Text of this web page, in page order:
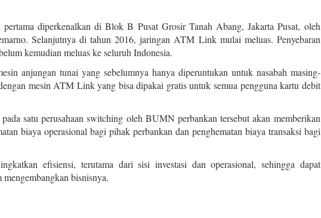
diperkenalkan di Blok B Pusat Grosir Tanah Abang, Jakarta Pusat, oleh
Selanjutnya di tahun 2016, jaringan ATM Link mulai meluas. Penyebaran
kemudian meluas ke seluruh Indonesia.
anjungan tunai yang sebelumnya hanya diperuntukan untuk nasabah masing-
mesin ATM Link yang bisa dipakai gratis untuk semua pengguna kartu debit
satu perusahaan switching oleh BUMN perbankan tersebut akan memberikan
biaya operasional bagi pihak perbankan dan penghematan biaya transaksi bagi
efisiensi, terutama dari sisi investasi dan operasional, sehingga dapat
bisnisnya.